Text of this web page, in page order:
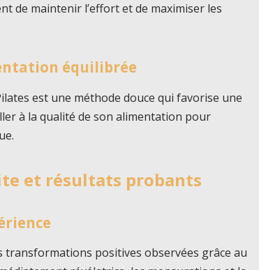
de maintenir l’effort et de maximiser les
équilibrée
est une méthode douce qui favorise une
à la qualité de son alimentation pour
et résultats probants
positives observées grâce au